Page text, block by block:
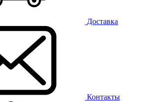
Доставка
Контакты